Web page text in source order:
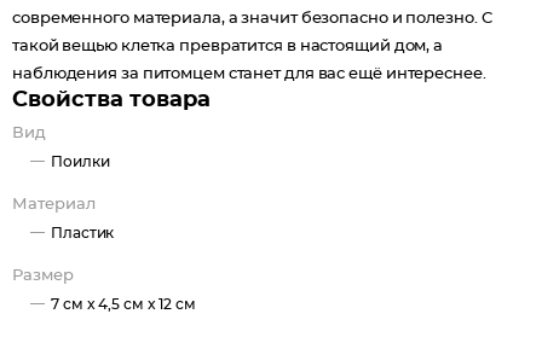
современного материала, а значит безопасно и полезно. С
такой вещью клетка превратится в настоящий дом, а
наблюдения за питомцем станет для вас ещё интереснее.
Свойства товара
Вид
Поилки
Материал
Пластик
Размер
7 см x 4,5 см x 12 см